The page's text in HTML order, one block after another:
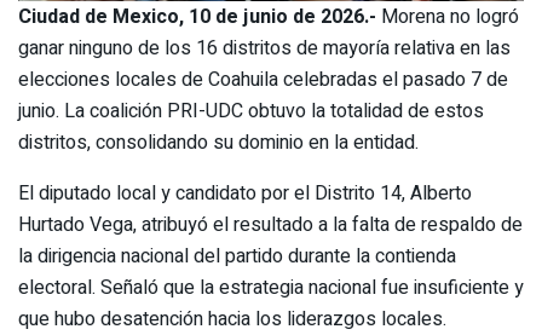
Ciudad de Mexico, 10 de junio de 2026.- Morena no logró
ganar ninguno de los 16 distritos de mayoría relativa en las
elecciones locales de Coahuila celebradas el pasado 7 de
junio. La coalición PRI-UDC obtuvo la totalidad de estos
distritos, consolidando su dominio en la entidad.
El diputado local y candidato por el Distrito 14, Alberto
Hurtado Vega, atribuyó el resultado a la falta de respaldo de
la dirigencia nacional del partido durante la contienda
electoral. Señaló que la estrategia nacional fue insuficiente y
que hubo desatención hacia los liderazgos locales.